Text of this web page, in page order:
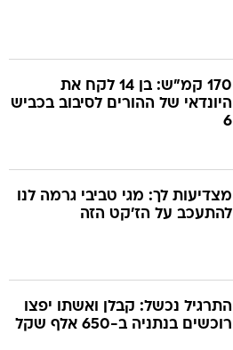
170 קמ"ש: בן 14 לקח את
היונדאי של ההורים לסיבוב בכביש
6
מצדיעות לך: מגי טביבי גרמה לנו
להתעכב על הז'קט הזה
התרגיל נכשל: קבלן ואשתו יפצו
רוכשים בנתניה ב-650 אלף שקל